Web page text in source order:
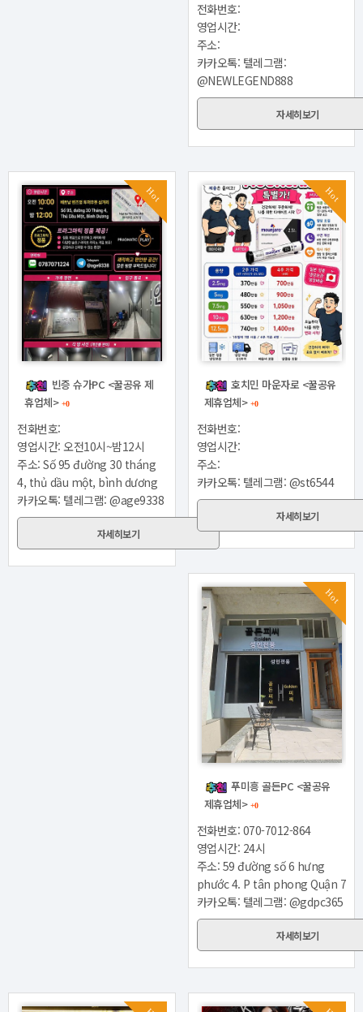
전화번호:
영업시간:
주소:
카카오톡: 텔레그램:
@NEWLEGEND888
자세히보기
Hot
빈증 슈가PC <꿀공유 제
휴업체> +0
전화번호:
영업시간: 오전10시~밤12시
주소: Số 95 đường 30 tháng
4, thủ dầu một, bình dương
카카오톡: 텔레그램: @age9338
자세히보기
Hot
호치민 마운자로 <꿀공유
제휴업체> +0
전화번호:
영업시간:
주소:
카카오톡: 텔레그램: @st6544
자세히보기
Hot
푸미흥 골든PC <꿀공유
제휴업체> +0
전화번호: 070-7012-864
영업시간: 24시
주소: 59 đường số 6 hưng
phước 4. P tân phong Quận 7
카카오톡: 텔레그램: @gdpc365
자세히보기